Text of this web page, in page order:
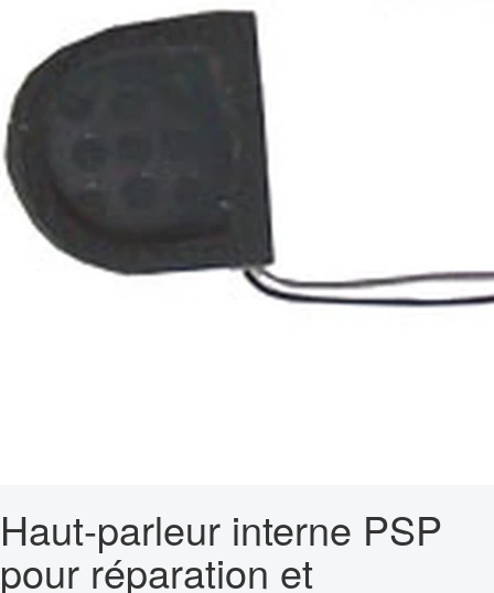
Haut-parleur interne PSP
pour réparation et